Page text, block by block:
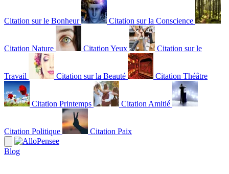
Citation sur le Bonheur Citation sur la Conscience
Citation Nature Citation Yeux Citation sur le
Travail Citation sur la Beauté Citation Théâtre
Citation Printemps Citation Amitié
Citation Politique Citation Paix
Blog